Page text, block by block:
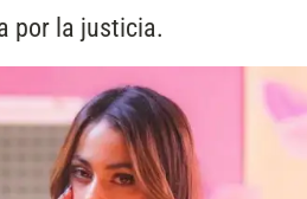
por la justicia.